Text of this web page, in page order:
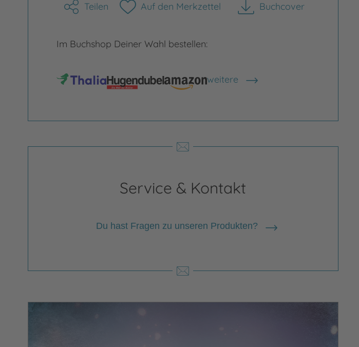
Bild vergrößern
Teilen Auf den Merkzettel Buchcover
herunterladen
Im Buchshop Deiner Wahl bestellen:
weitere
Shops anzeigen
Service & Kontakt
Du hast Fragen zu unseren Produkten?